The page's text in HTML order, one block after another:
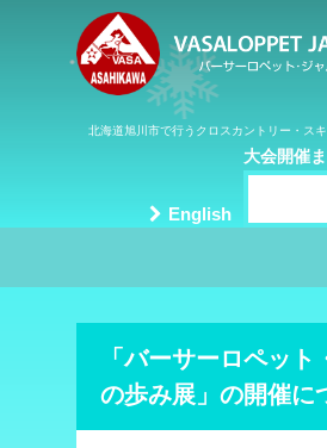
北海道旭川市で行うクロスカントリー・ス
English
大会開催
「バーサーロペット
の歩み展」の開催に